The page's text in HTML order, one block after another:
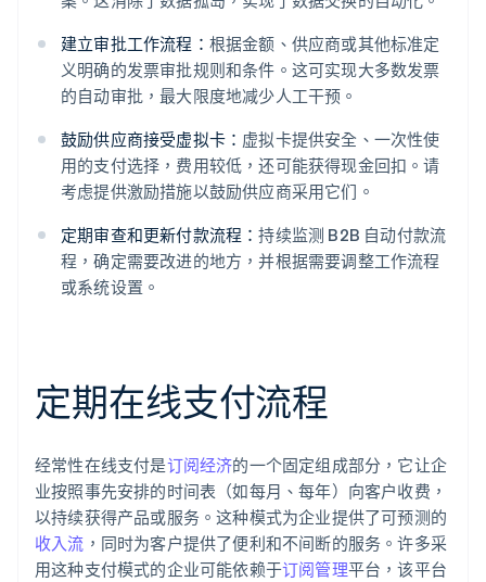
建立审批工作流程： 根据金额、供应商或其他标准定
义明确的发票审批规则和条件。这可实现大多数发票
的自动审批，最大限度地减少人工干预。
鼓励供应商接受虚拟卡： 虚拟卡提供安全、一次性使
用的支付选择，费用较低，还可能获得现金回扣。请
考虑提供激励措施以鼓励供应商采用它们。
定期审查和更新付款流程：持续监测 B2B 自动付款流
程，确定需要改进的地方，并根据需要调整工作流程
或系统设置。
定期在线支付流程
经常性在线支付是订阅经济的一个固定组成部分，它让企
业按照事先安排的时间表（如每月、每年）向客户收费，
以持续获得产品或服务。这种模式为企业提供了可预测的
收入流 ，同时为客户提供了便利和不间断的服务。许多采
用这种支付模式的企业可能依赖于订阅管理平台，该平台